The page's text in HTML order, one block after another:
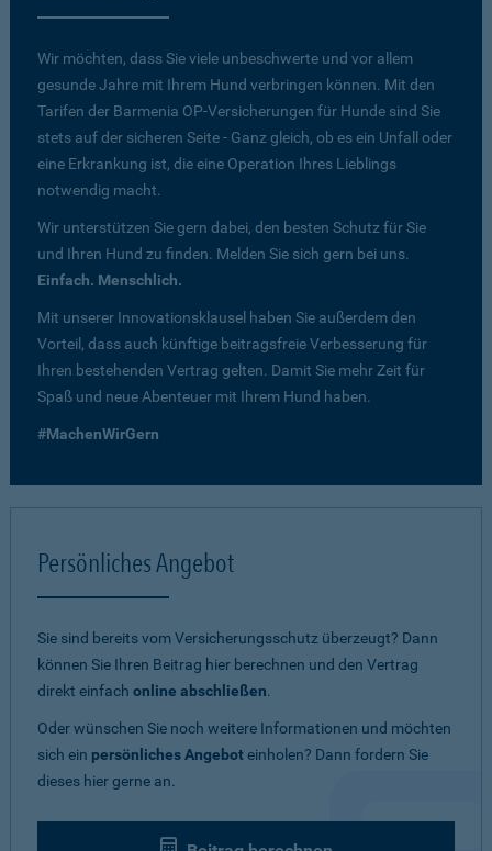
Wir möchten, dass Sie viele unbeschwerte und vor allem
gesunde Jahre mit Ihrem Hund verbringen können. Mit den
Tarifen der Barmenia OP-Versicherungen für Hunde sind Sie
stets auf der sicheren Seite - Ganz gleich, ob es ein Unfall oder
eine Erkrankung ist, die eine Operation Ihres Lieblings
notwendig macht.
Wir unterstützen Sie gern dabei, den besten Schutz für Sie
und Ihren Hund zu finden. Melden Sie sich gern bei uns.
Einfach. Menschlich.
Mit unserer Innovationsklausel haben Sie außerdem den
Vorteil, dass auch künftige beitragsfreie Verbesserung für
Ihren bestehenden Vertrag gelten. Damit Sie mehr Zeit für
Spaß und neue Abenteuer mit Ihrem Hund haben.
#MachenWirGern
Persönliches Angebot
Sie sind bereits vom Versicherungsschutz überzeugt? Dann
können Sie Ihren Beitrag hier berechnen und den Vertrag
direkt einfach online abschließen.
Oder wünschen Sie noch weitere Informationen und möchten
sich ein persönliches Angeboteinholen? Dann fordern Sie
dieses hier gerne an.